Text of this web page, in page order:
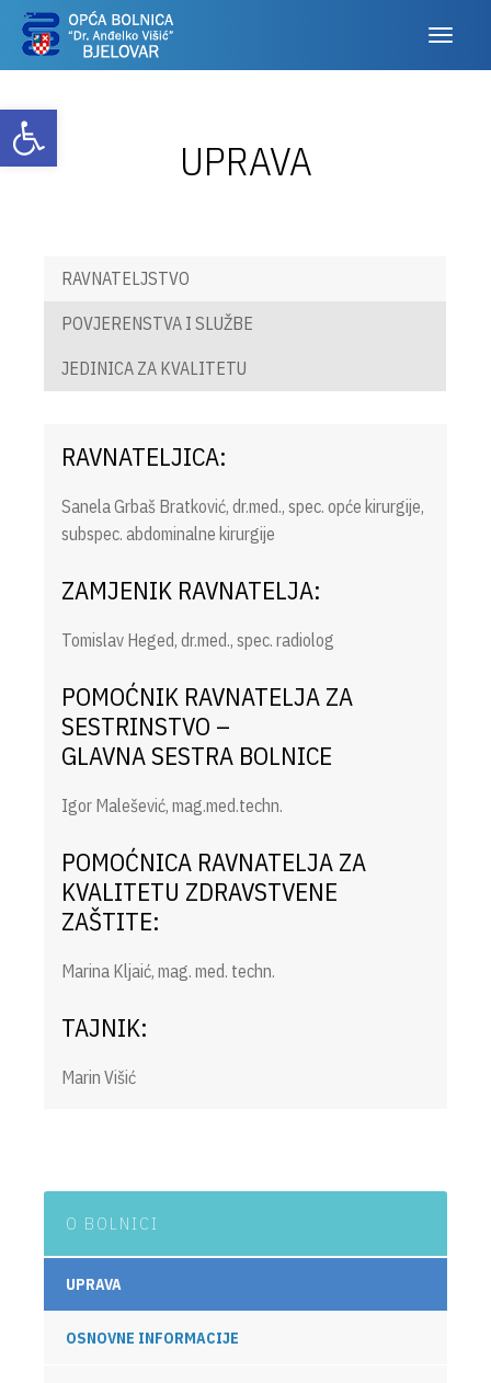
Otvori alatnu traku
UPRAVA
RAVNATELJSTVO
POVJERENSTVA I SLUŽBE
JEDINICA ZA KVALITETU
RAVNATELJICA:
Sanela Grbaš Bratković, dr.med., spec. opće kirurgije,
subspec. abdominalne kirurgije
ZAMJENIK RAVNATELJA:
Tomislav Heged, dr.med., spec. radiolog
POMOĆNIK RAVNATELJA ZA
SESTRINSTVO –
GLAVNA SESTRA BOLNICE
Igor Malešević, mag.med.techn.
POMOĆNICA RAVNATELJA ZA
KVALITETU ZDRAVSTVENE
ZAŠTITE:
Marina Kljaić, mag. med. techn.
TAJNIK:
Marin Višić
O BOLNICI
UPRAVA
OSNOVNE INFORMACIJE